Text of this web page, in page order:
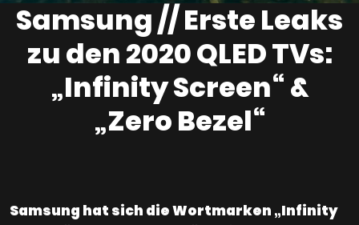
Samsung // Erste Leaks
zu den 2020 QLED TVs:
„Infinity Screen“ &
„Zero Bezel“
Samsung hat sich die Wortmarken „Infinity